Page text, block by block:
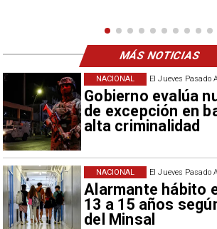
El Jueves Pasado
Gobierno evalúa
de excepción en
alta criminalidad
NACIONAL
El Jueves Pasado
Alarmante hábito
13 a 15 años
del Minsal
NACIONAL
MÁS NOTICIAS